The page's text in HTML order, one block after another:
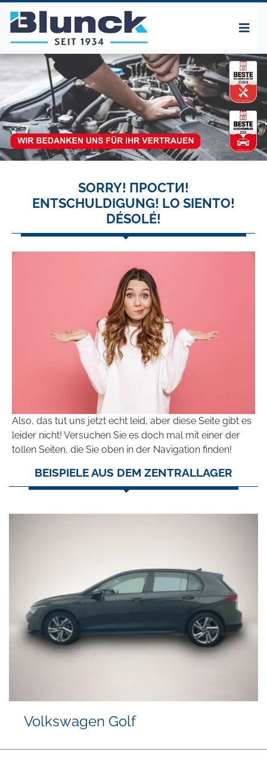
SORRY! ПРОСТИ!
ENTSCHULDIGUNG! LO SIENTO!
DÉSOLÉ!
Also, das tut uns jetzt echt leid, aber diese Seite gibt es
leider nicht! Versuchen Sie es doch mal mit einer der
tollen Seiten, die Sie oben in der Navigation finden!
BEISPIELE AUS DEM ZENTRALLAGER
Volkswagen Golf